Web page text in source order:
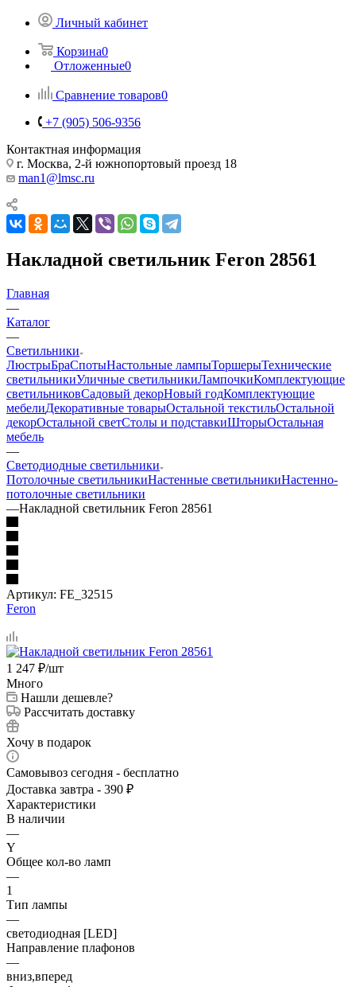
Личный кабинет
Корзина0
Отложенные0
Сравнение товаров0
+7 (905) 506-9356
Контактная информация
г. Москва, 2-й южнопортовый проезд 18
man1@lmsc.ru
Накладной светильник Feron 28561
Главная
—
Каталог
—
Светильники
ЛюстрыБраСпотыНастольные лампыТоршерыТехнические
светильникиУличные светильникиЛампочкиКомплектующие
светильниковСадовый декорНовый годКомплектующие
мебелиДекоративные товарыОстальной текстильОстальной
декорОстальной светСтолы и подставкиШторыОстальная
мебель
—
Светодиодные светильники
Потолочные светильникиНастенные светильникиНастенно-
потолочные светильники
—Накладной светильник Feron 28561
Артикул: FE_32515
Feron
1 247 ₽/шт
Много
Нашли дешевле?
Рассчитать доставку
Хочу в подарок
Самовывоз сегодня - бесплатно
Доставка завтра - 390 ₽
Характеристики
В наличии
—
Y
Общее кол-во ламп
—
1
Тип лампы
—
светодиодная [LED]
Направление плафонов
—
вниз,вперед